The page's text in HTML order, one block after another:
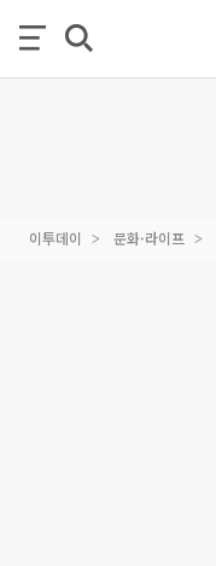
이투데이 문화·라이프